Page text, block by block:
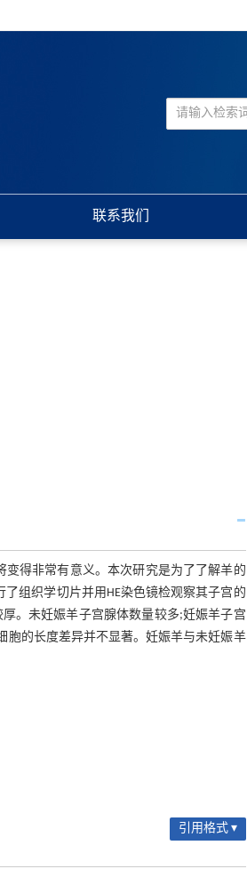
联系我们
得非常有意义。本次研究是为了了解羊的
组织学切片并用HE染色镜检观察其子宫的
。未妊娠羊子宫腺体数量较多;妊娠羊子宫
胞的长度差异并不显著。妊娠羊与未妊娠羊
引用格式 ▾